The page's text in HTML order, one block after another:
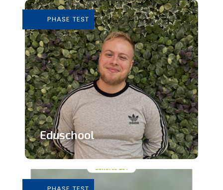
main
En savoir plus
PHASE TEST
Eduschool
de professeurs en secondaire